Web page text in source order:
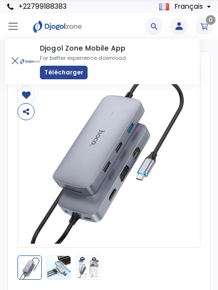
+22799188383 Français
0
Djogol Zone Mobile App
For better experience download
Télécharger